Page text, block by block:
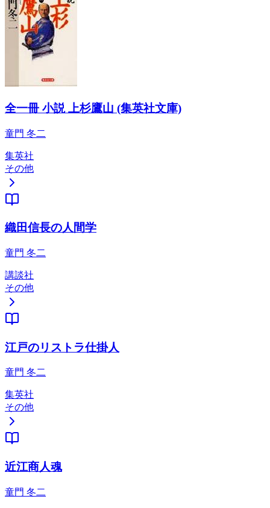
全一冊 小説 上杉鷹山 (集英社文庫)
童門 冬二
集英社
その他
織田信長の人間学
童門 冬二
講談社
その他
江戸のリストラ仕掛人
童門 冬二
集英社
その他
近江商人魂
童門 冬二